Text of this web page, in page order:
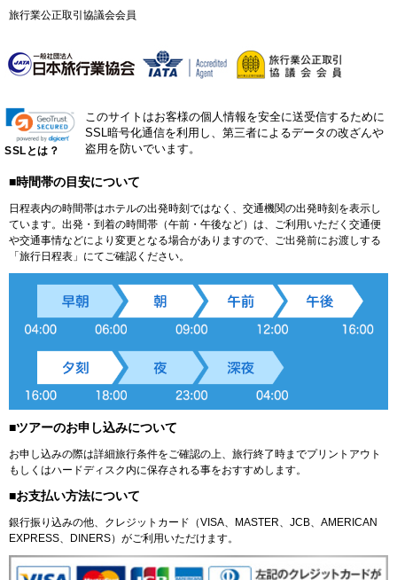
旅行業公正取引協議会会員
SSLとは？
このサイトはお客様の個人情報を安全に送受信するために
SSL暗号化通信を利用し、第三者によるデータの改ざんや
盗用を防いでいます。
■時間帯の目安について
日程表内の時間帯はホテルの出発時刻ではなく、交通機関の出発時刻を表示し
ています。出発・到着の時間帯（午前・午後など）は、ご利用いただく交通便
や交通事情などにより変更となる場合がありますので、ご出発前にお渡しする
「旅行日程表」にてご確認ください。
■ツアーのお申し込みについて
お申し込みの際は詳細旅行条件をご確認の上、旅行終了時までプリントアウト
もしくはハードディスク内に保存される事をおすすめします。
■お支払い方法について
銀行振り込みの他、クレジットカード（VISA、MASTER、JCB、AMERICAN
EXPRESS、DINERS）がご利用いただけます。